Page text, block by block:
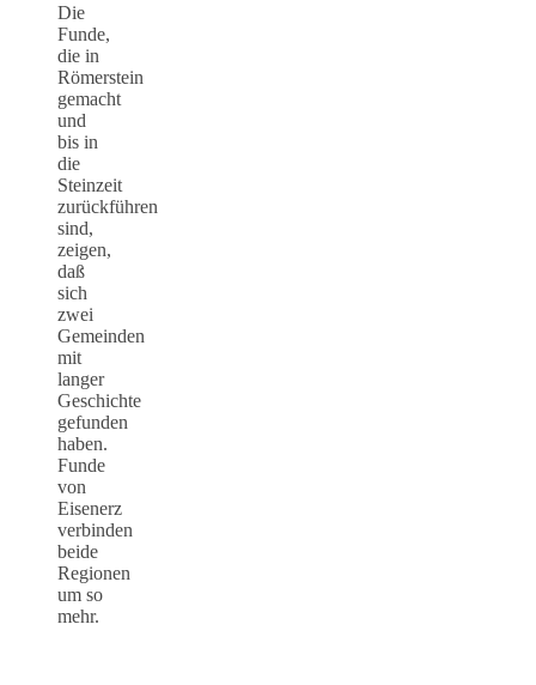
Die
Funde,
die in
Römerstein
gemacht
und
bis in
die
Steinzeit
zurückführen
sind,
zeigen,
daß
sich
zwei
Gemeinden
mit
langer
Geschichte
gefunden
haben.
Funde
von
Eisenerz
verbinden
beide
Regionen
um so
mehr.